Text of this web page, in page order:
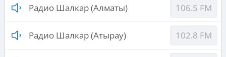
Радио Шалкар (Алматы) 106.5 FM
Радио Шалкар (Атырау) 102.8 FM